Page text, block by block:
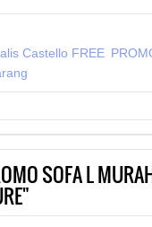
Castello FREE
SOFA L